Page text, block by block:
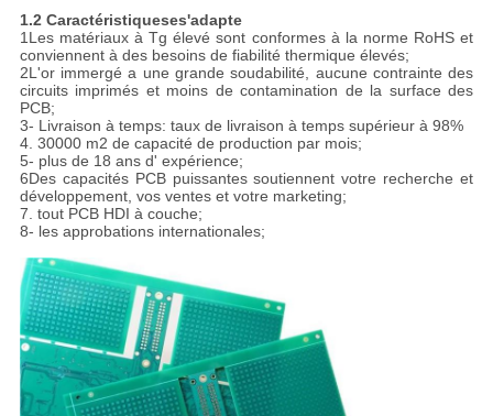
1.2 Caractéristiqueses'adapte
1Les matériaux à Tg élevé sont conformes à la norme RoHS et
conviennent à des besoins de fiabilité thermique élevés;
2L'or immergé a une grande soudabilité, aucune contrainte des
circuits imprimés et moins de contamination de la surface des
PCB;
3- Livraison à temps: taux de livraison à temps supérieur à 98%
4. 30000 m2 de capacité de production par mois;
5- plus de 18 ans d' expérience;
6Des capacités PCB puissantes soutiennent votre recherche et
développement, vos ventes et votre marketing;
7. tout PCB HDI à couche;
8- les approbations internationales;